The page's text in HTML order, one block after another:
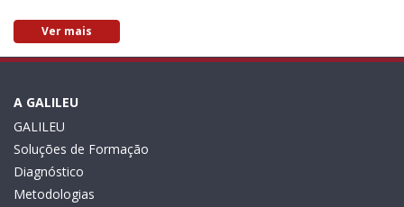
Ver mais
A GALILEU
GALILEU
Soluções de Formação
Diagnóstico
Metodologias